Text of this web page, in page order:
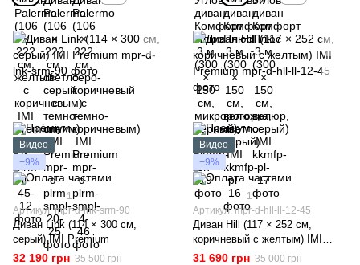
Видео
−9%
1
Артикул: mpr-d-lnk-srm-90
Диван Link (114 × 300 см,
серый) IMI Premium
32 190 грн 35 500 грн
Видео
−9%
1
Артикул: mpr-d-hll-ll-12-45
Диван Hill (117 × 252 см,
коричневый с желтым) IMI
Premium
31 690 грн 35 000 грн